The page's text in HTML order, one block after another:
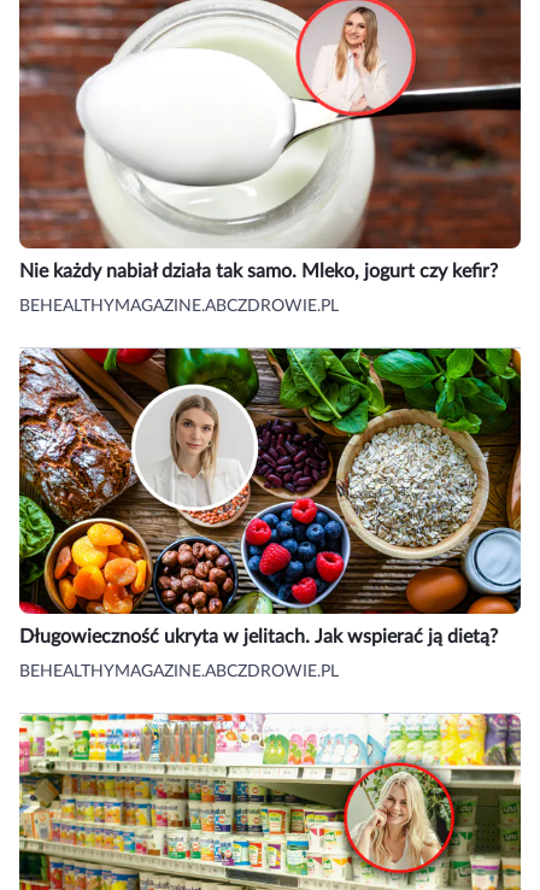
Nie każdy nabiał działa tak samo. Mleko, jogurt czy kefir?
BEHEALTHYMAGAZINE.ABCZDROWIE.PL
Długowieczność ukryta w jelitach. Jak wspierać ją dietą?
BEHEALTHYMAGAZINE.ABCZDROWIE.PL